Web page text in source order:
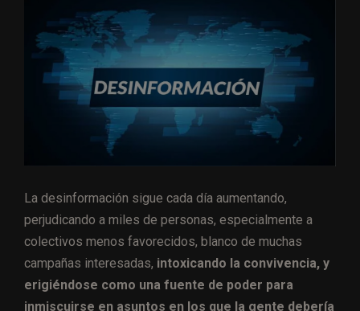
La desinformación sigue cada día aumentando,
perjudicando a miles de personas, especialmente a
colectivos menos favorecidos, blanco de muchas
campañas interesadas, intoxicando la convivencia, y
erigiéndose como una fuente de poder para
inmiscuirse en asuntos en los que la gente debería